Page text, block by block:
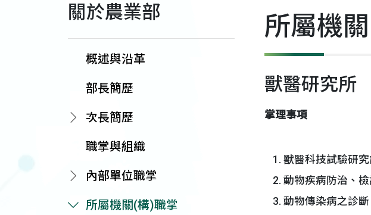
關於農業部
概述與沿革
部長簡歷
次長簡歷
職掌與組織
內部單位職掌
所屬機關(構)職掌
所屬機
獸醫研究所
掌理事項
獸醫科技試驗研
動物疾病防治、
動物傳染病之診